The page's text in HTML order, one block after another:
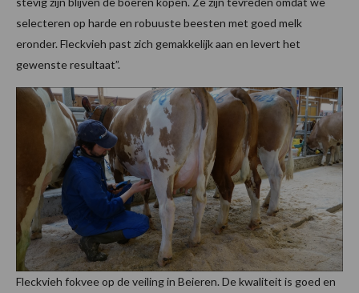
selecteren op harde en robuuste beesten met goed melk
eronder. Fleckvieh past zich gemakkelijk aan en levert het
gewenste resultaat”.
Fleckvieh fokvee op de veiling in Beieren. De kwaliteit is goed en